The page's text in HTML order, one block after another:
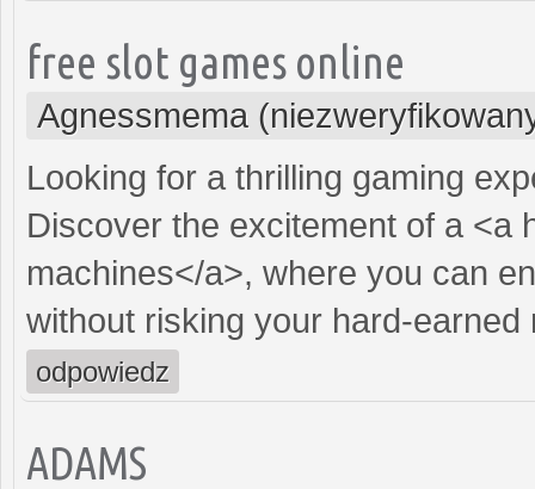
free slot games online
Agnessmema
Looking for a thrilling gaming
Discover the excitement of a <a
machines</a>, where you can
without risking your hard-earned
odpowiedz
ADAMS